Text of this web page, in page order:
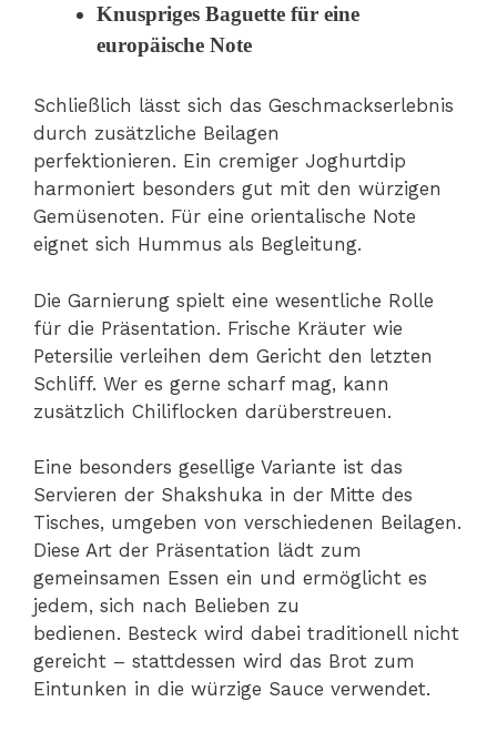
Knuspriges Baguette für eine
europäische Note
Schließlich lässt sich das Geschmackserlebnis
durch zusätzliche Beilagen
perfektionieren. Ein cremiger Joghurtdip
harmoniert besonders gut mit den würzigen
Gemüsenoten. Für eine orientalische Note
eignet sich Hummus als Begleitung.
Die Garnierung spielt eine wesentliche Rolle
für die Präsentation. Frische Kräuter wie
Petersilie verleihen dem Gericht den letzten
Schliff. Wer es gerne scharf mag, kann
zusätzlich Chiliflocken darüberstreuen.
Eine besonders gesellige Variante ist das
Servieren der Shakshuka in der Mitte des
Tisches, umgeben von verschiedenen Beilagen.
Diese Art der Präsentation lädt zum
gemeinsamen Essen ein und ermöglicht es
jedem, sich nach Belieben zu
bedienen. Besteck wird dabei traditionell nicht
gereicht – stattdessen wird das Brot zum
Eintunken in die würzige Sauce verwendet.